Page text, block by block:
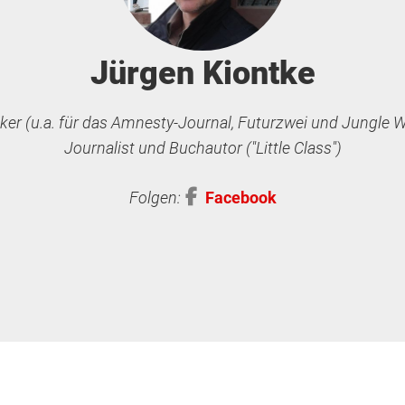
Jürgen Kiontke
(u.a. fürdas Amnesty-Journal, Futurzwei und Jungle
Journalist und Buchautor ("Little Class")
Folgen: Facebook